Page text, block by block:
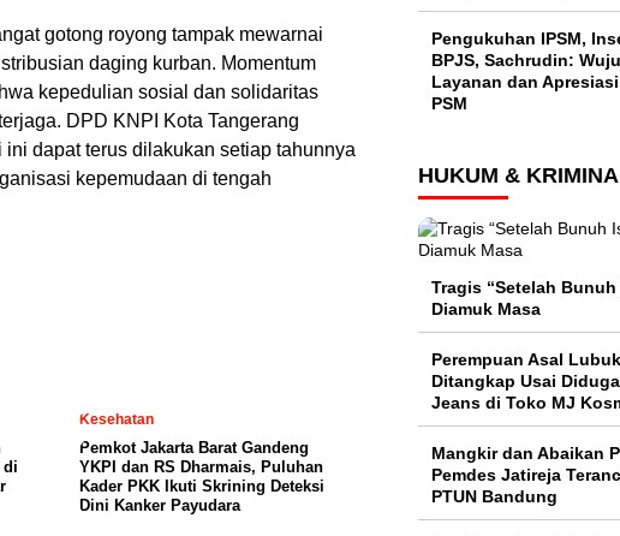
gotong royong tampak mewarnai
daging kurban. Momentum
kepedulian sosial dan solidaritas
DPD KNPI Kota Tangerang
dapat terus dilakukan setiap tahunnya
kepemudaan di tengah
di
Kesehatan
Pemkot Jakarta Barat Gandeng
YKPI dan RS Dharmais, Puluhan
Kader PKK Ikuti Skrining Deteksi
Dini Kanker Payudara
Pengukuhan IPSM,
BPJS, Sachrudin:
Layanan dan
PSM
HUKUM &
Tragis “Setelah
Diamuk Masa
Perempuan Asal
Ditangkap Usai
Jeans di Toko MJ
Mangkir dan Abaikan
Pemdes Jatireja
PTUN Bandung